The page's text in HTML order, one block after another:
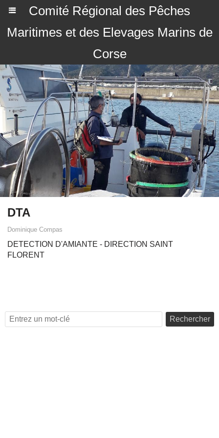
Comité Régional des Pêches
Maritimes et des Elevages Marins de
Corse
DTA
Dominique Compas
DETECTION D'AMIANTE - DIRECTION SAINT
FLORENT
Rechercher